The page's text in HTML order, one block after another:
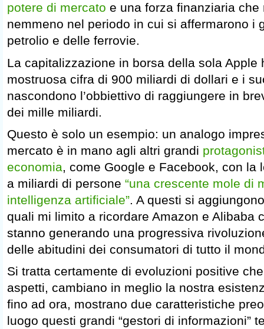
potere di mercato e una forza finanziaria che
nemmeno nel periodo in cui si affermarono i
petrolio e delle ferrovie.
La capitalizzazione in borsa della sola Apple
mostruosa cifra di 900 miliardi di dollari e i
nascondono l’obbiettivo di raggiungere in
dei mille miliardi.
Questo è solo un esempio: un analogo
mercato è in mano agli altri grandi
economia, come Google e Facebook, con la
a miliardi di persone “una crescente mole di
intelligenza artificiale”. A questi si
quali mi limito a ricordare Amazon e Alibaba
stanno generando una progressiva
delle abitudini dei consumatori di tutto il
Si tratta certamente di evoluzioni positive
aspetti, cambiano in meglio la nostra
fino ad ora, mostrano due caratteristiche
luogo questi grandi “gestori di informazioni”